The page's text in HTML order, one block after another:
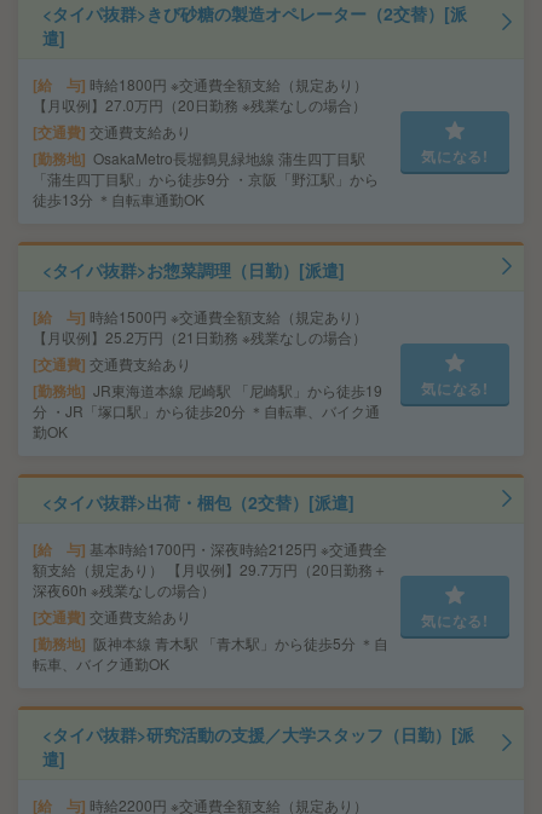
<タイパ抜群>きび砂糖の製造オペレーター（2交替）[派
遣]
給 与 時給1800円 ※交通費全額支給（規定あり）
【月収例】27.0万円（20日勤務 ※残業なしの場合）
交通費 交通費支給あり
勤務地 OsakaMetro長堀鶴見緑地線 蒲生四丁目駅
「蒲生四丁目駅」から徒歩9分 ・京阪「野江駅」から
徒歩13分 ＊自転車通勤OK
気になる!
<タイパ抜群>お惣菜調理（日勤）[派遣]
給 与 時給1500円 ※交通費全額支給（規定あり）
【月収例】25.2万円（21日勤務 ※残業なしの場合）
交通費 交通費支給あり
勤務地 JR東海道本線 尼崎駅 「尼崎駅」から徒歩19
分 ・JR「塚口駅」から徒歩20分 ＊自転車、バイク通
勤OK
気になる!
<タイパ抜群>出荷・梱包（2交替）[派遣]
給 与 基本時給1700円・深夜時給2125円 ※交通費全
額支給（規定あり） 【月収例】29.7万円（20日勤務＋
深夜60h ※残業なしの場合）
交通費 交通費支給あり
勤務地
阪神本線 青木駅 「青木駅」から徒歩5分 ＊自
転車、バイク通勤OK
気になる!
<タイパ抜群>研究活動の支援／大学スタッフ（日勤）[派
遣]
給 与 時給2200円 ※交通費全額支給（規定あり）